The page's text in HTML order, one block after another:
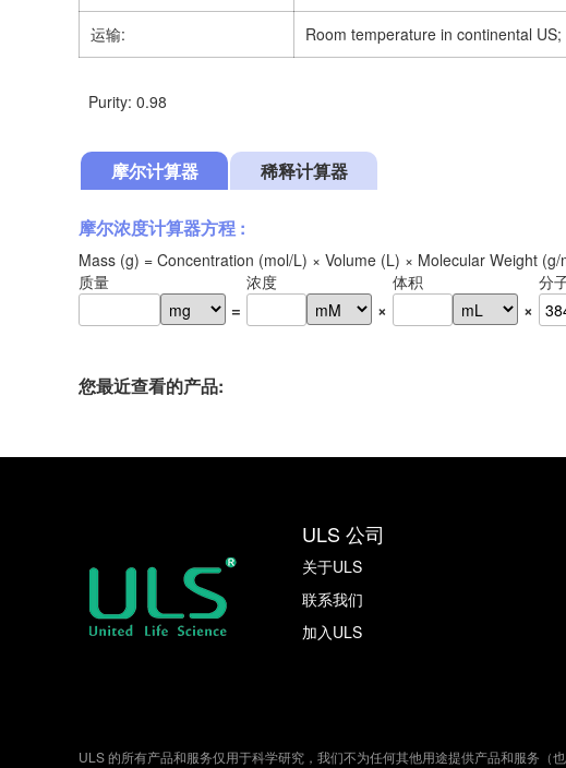
运输: Room temperature in continental
Purity: 0.98
摩尔计算器 稀释计算器
摩尔浓度计算器方程 :
Mass (g) = Concentration (mol/L) × Volume (L) × Molecular Weight (g/
质量 浓度 体积 分
= × ×
您最近查看的产品:
ULS 公司
关于ULS
联系我们
加入ULS
ULS 的所有产品和服务仅用于科学研究，我们不为任何其他用途提供产品和服务